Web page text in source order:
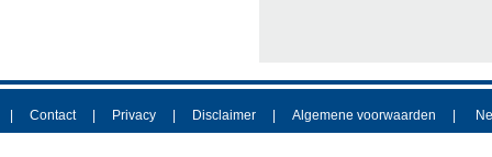
Contact Privacy Disclaimer Algemene voorwaarden